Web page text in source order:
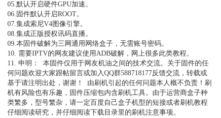
05.默认开启硬件GPU加速。
06.固件默认开启ROOT。
07.集成索尼V4图像引擎。
08.集成正版授权讯码直播。
09.本固件破解为三网通用网络盒子，无需账号密码。
10. 需要IPTV的网友建议使用ADB破解，网上很多此类教程。
11. 申明： 本固件仅用于网友机油之间的技术交流。关于固件的任
何问题欢迎大家跟帖留言或加入QQ群588718177反馈交流，转载或
基于请注明出处，谢谢！ 由刷机引起的任何问题本人概不负责！刷
机有风险也有乐趣，固件压缩包内含刷机工具。由于运营商盒子种
类繁多，型号繁杂，请一定百度自己盒子机型的短接或者刷机教程
仔细阅读研究，并仔细阅读下载目录里的刷机注意事项。